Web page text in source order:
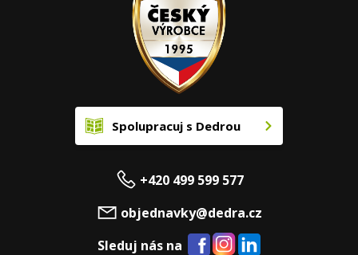
Spolupracuj s Dedrou
+420 499 599 577
objednavky@dedra.cz
Sleduj nás na